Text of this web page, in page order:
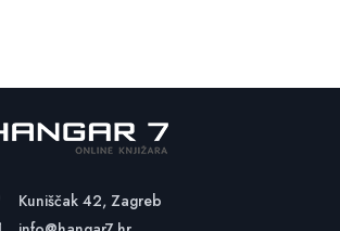
Kuniščak 42, Zagreb